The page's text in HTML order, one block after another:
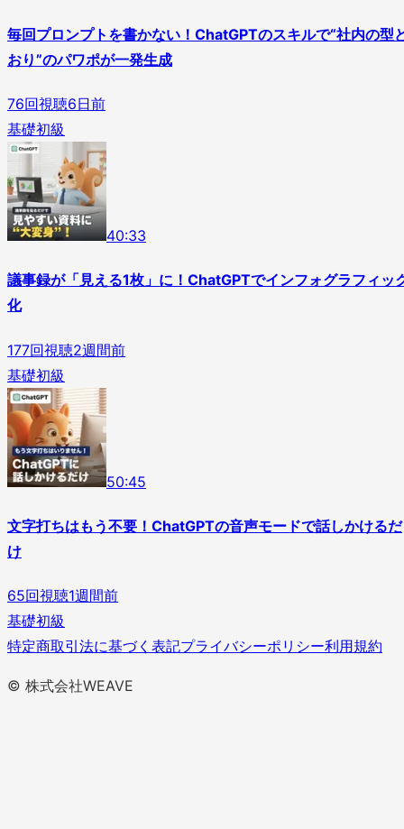
毎回プロンプトを書かない！ChatGPTのスキルで“社内の型
おり”のパワポが一発生成
76回視聴6日前
基礎初級
40:33
議事録が「見える1枚」に！ChatGPTでインフォグラフィッ
化
177回視聴2週間前
基礎初級
50:45
文字打ちはもう不要！ChatGPTの音声モードで話しかけるだ
け
65回視聴1週間前
基礎初級
特定商取引法に基づく表記プライバシーポリシー利用規約
© 株式会社WEAVE